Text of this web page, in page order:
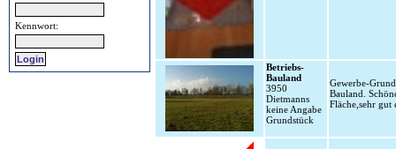
Kennwort:
Betriebs-
Bauland
3950
Dietmanns
keine Angabe
Grundstück
Gewerbe-
Bauland.
Fläche,sehr